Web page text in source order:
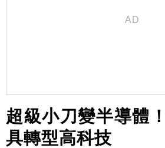
超級小刀變半導體
具轉型高科技